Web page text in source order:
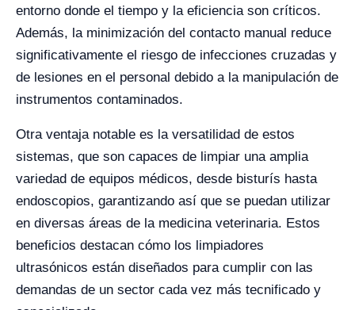
entorno donde el tiempo y la eficiencia son críticos.
Además, la minimización del contacto manual reduce
significativamente el riesgo de infecciones cruzadas y
de lesiones en el personal debido a la manipulación de
instrumentos contaminados.
Otra ventaja notable es la versatilidad de estos
sistemas, que son capaces de limpiar una amplia
variedad de equipos médicos, desde bisturís hasta
endoscopios, garantizando así que se puedan utilizar
en diversas áreas de la medicina veterinaria. Estos
beneficios destacan cómo los limpiadores
ultrasónicos están diseñados para cumplir con las
demandas de un sector cada vez más tecnificado y